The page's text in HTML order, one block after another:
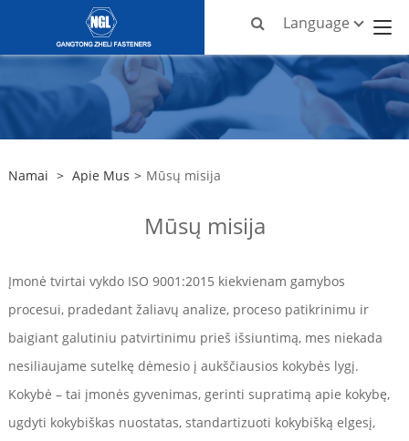
Language
Namai > Apie Mus > Mūsų misija
Mūsų misija
Įmonė tvirtai vykdo ISO 9001:2015 kiekvienam gamybos
procesui, pradedant žaliavų analize, proceso patikrinimu ir
baigiant galutiniu patvirtinimu prieš išsiuntimą, mes niekada
nesiliaujame sutelkę dėmesio į aukščiausios kokybės lygį.
Kokybė – tai įmonės gyvenimas, gerinti supratimą apie kokybę,
ugdyti kokybiškas nuostatas, standartizuoti kokybišką elgesį,